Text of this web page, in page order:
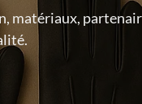
matériaux,